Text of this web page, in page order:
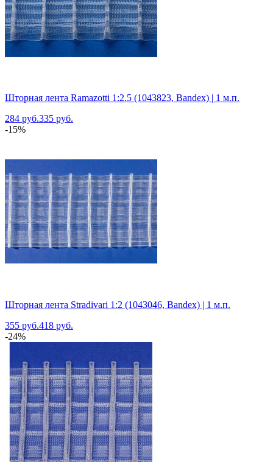
Шторная лента Ramazotti 1:2.5 (1043823, Bandex) | 1 м.п.
284 руб.335 руб.
-15%
Шторная лента Stradivari 1:2 (1043046, Bandex) | 1 м.п.
355 руб.418 руб.
-24%